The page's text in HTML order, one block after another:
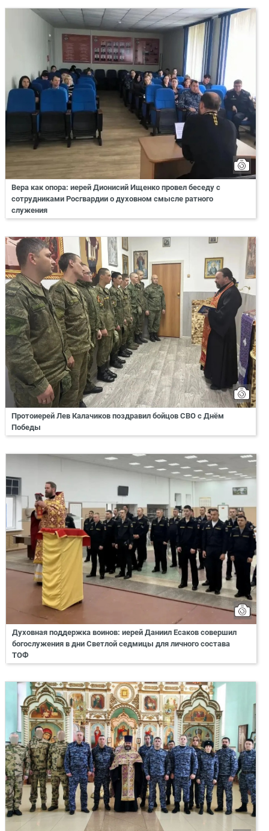
Вера как опора: иерей Дионисий Ищенко провел беседу с
сотрудниками Росгвардии о духовном смысле ратного
служения
Протоиерей Лев Калачиков поздравил бойцов СВО с Днём
Победы
Духовная поддержка воинов: иерей Даниил Есаков совершил
богослужения в дни Светлой седмицы для личного состава
ТОФ